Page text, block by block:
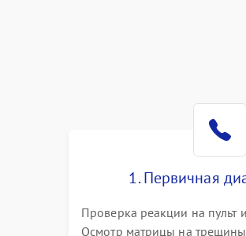
Программное обеспечение
Корпус и механика
1. Первичная
Проверка реакции на пульт
Осмотр матрицы на